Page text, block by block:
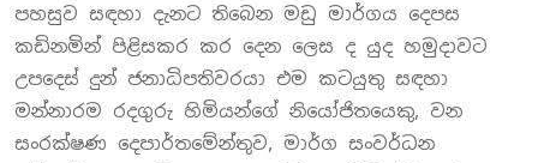
පහසුව සඳහා දැනට තිබෙන මඩු මාර්ගය දෙපස
කඩිනමින් පිළිසකර කර දෙන ලෙස ද යුද හමුදාවට
උපදෙස් දුන් ජනාධිපතිවරයා එම කටයුතු සඳහා
මන්නාරම රදගුරු හිමියන්ගේ නියෝජිතයෙකු, වන
සංරක්ෂණ දෙපාර්තමේන්තුව, මාර්ග සංවර්ධන